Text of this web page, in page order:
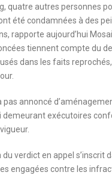
quatre autres personnes
été condamnées à des
rapporte aujourd’hui
tiennent compte du
dans les faits
pas annoncé
demeurant exécutoires
verdict en appel s’inscrit
engagées contre les